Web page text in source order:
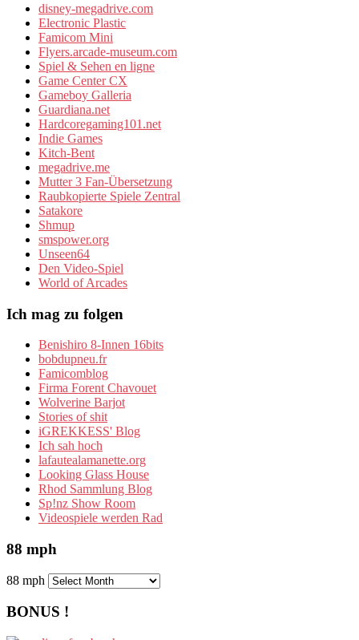
disney-megadrive.com
Electronic Plastic
Famicom Mini
Flyers.arcade-museum.com
Spiel & Sehen en ligne
Game Center CX
Gameboy Galleria
Guardiana.net
Hardcoregaming101.net
Indie Games
Kitch-Bent
megadrive.me
Mutter 3 Fan-Übersetzung
Raubkopierte Spiele Zentral
Satakore
Shmup
smspower.org
Unseen64
Den Video-Spiel
World of Arcades
Ich mag zu folgen
Benishiro 8-Innen 16bits
bobdupneu.fr
Famicomblog
Firma Forent Chavouet
Wolverine Barjot
Stories of shit
iGREKKESS' Blog
Ich sah hoch
lafautealamanette.org
Looking Glass House
Rhod Sammlung Blog
Sp!nz Show Room
Videospiele werden Rad
88 mph
88 mph
BONUS !